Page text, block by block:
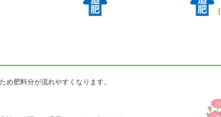
め肥料分が流れやすくなります。